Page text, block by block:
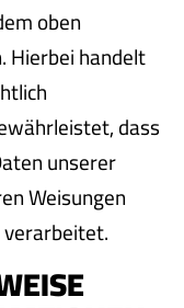
oben
Hierbei handelt
dass
unserer
Weisungen
verarbeitet.